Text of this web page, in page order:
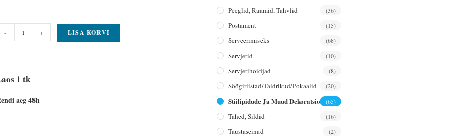
- + LISA KORVI
1 tk
aeg 48h
Peeglid, Raamid, Tahvlid (36)
Postament (15)
Serveerimiseks (68)
Servjetid (10)
Servjetihoidjad (8)
Söögiriistad/taldrikud/pokaalid (20)
Stiilipidude Ja Muud Dekoratsioonid
(65)
Tähed, Sildid (16)
Taustaseinad (2)